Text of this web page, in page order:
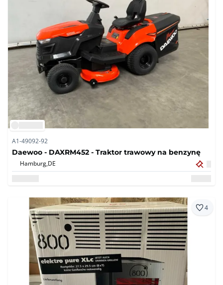
A1-49092-92
Daewoo - DAXRM452 - Traktor trawowy na benzynę
Hamburg,DE
4